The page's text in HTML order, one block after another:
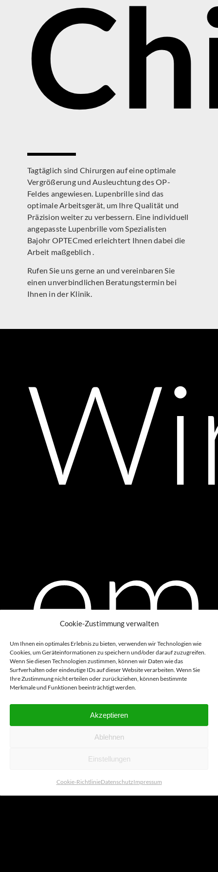
Cookie-Zustimmung verwalten
Um Ihnen ein optimales Erlebnis zu bieten, verwenden wir Technologien wie
Cookies, um Geräteinformationen zu speichern und/oder darauf zuzugreifen.
Wenn Sie diesen Technologien zustimmen, können wir Daten wie das
Surfverhalten oder eindeutige IDs auf dieser Website verarbeiten. Wenn Sie
Ihre Zustimmung nicht erteilen oder zurückziehen, können bestimmte
Merkmale und Funktionen beeinträchtigt werden.
Akzeptieren
Ablehnen
Einstellungen
Cookie-RichtlinieDatenschutzImpressum
Tagtäglich sind Chirurgen auf eine optimale
Vergrößerung und Ausleuchtung des OP-
Feldes angewiesen. Lupenbrille sind das
optimale Arbeitsgerät, um Ihre Qualität und
Präzision weiter zu verbessern. Eine individuell
angepasste Lupenbrille vom Spezialisten
Bajohr OPTECmed erleichtert Ihnen dabei die
Arbeit maßgeblich .
Rufen Sie uns gerne an und vereinbaren Sie
einen unverbindlichen Beratungstermin bei
Ihnen in der Klinik.
die